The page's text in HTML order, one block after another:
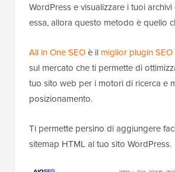
WordPress e visualizzare i tuoi
essa, allora questo metodo è quello
All in One SEOè il miglior plugin
sul mercato che ti permette di
tuo sito web per i motori di ricerca e
posizionamento.
Ti permette persino di aggiungere
sitemap HTML al tuo sito WordPress.